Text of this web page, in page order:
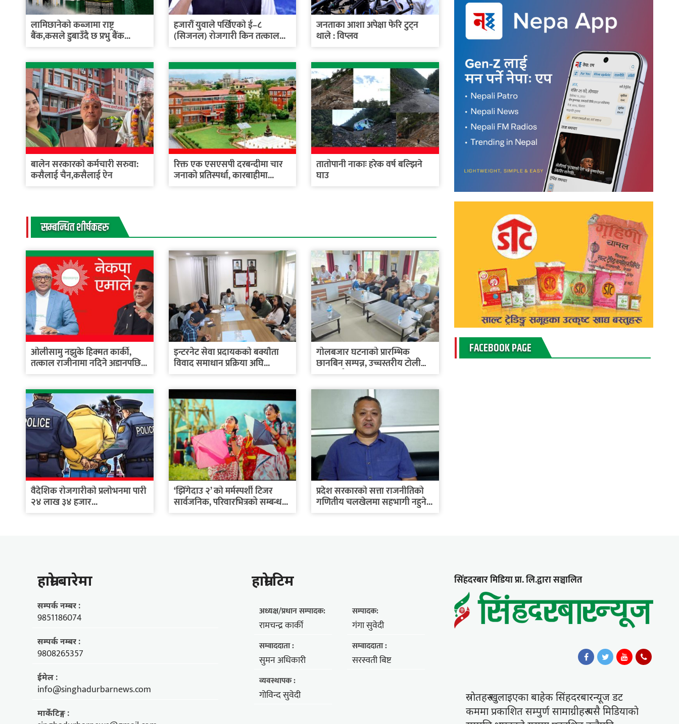
लामिछानेको कब्जामा राष्ट्र
बैंक,कसले डुबाउँदै छ प्रभु बैंक...
हजारौं युवाले पर्खिएको ई–८
(सिजनल) रोजगारी किन तत्काल...
जनताका आशा अपेक्षा फेरि टुट्न
थाले : विप्लव
बालेन सरकारको कर्मचारी सरुवा:
कसैलाई चैन,कसैलाई ऐन
रिक्त एक एसएसपी दरबन्दीमा चार
जनाको प्रतिस्पर्धा, कारबाहीमा...
तातोपानी नाकाः हरेक वर्ष बल्झिने
घाउ
सम्बन्धित शीर्षकहरु
ओलीसामु नझुके हिक्मत कार्की,
तत्काल राजीनामा नदिने अडानपछि...
इन्टरनेट सेवा प्रदायकको बक्यौता
विवाद समाधान प्रक्रिया अघि...
गोलबजार घटनाको प्रारम्भिक
छानबिन सम्पन्न, उच्चस्तरीय टोली
वैदेशिक रोजगारीको प्रलोभनमा पारी
२४ लाख ३४ हजार...
‘झिँगेदाउ २’ को मर्मस्पर्शी टिजर
सार्वजनिक, परिवारभित्रको सम्बन्ध...
प्रदेश सरकारको सत्ता राजनीतिको
गणितीय चलखेलमा सहभागी नहुने...
FACEBOOK PAGE
हाम्राे बारेमा
सम्पर्क नम्बर :
9851186074
सम्पर्क नम्बर :
9808265357
ईमेल :
info@singhadurbarnews.com
मार्केटिङ्ग :
हाम्राे टिम
अध्यक्ष/प्रधान सम्पादक:
रामचन्द्र कार्की
सम्पादक:
गंगा सुवेदी
सम्वाददाता :
सुमन अधिकारी
सम्वाददाता :
सरस्वती बिष्ट
व्यवस्थापक :
गोविन्द सुवेदी
सिंहदरबार मिडिया प्रा. लि.द्वारा सञ्चालित
स्राेतहरु खुलाइएका बाहेक सिंहदरबारन्यूज डट
कममा प्रकाशित सम्पुर्ण सामाग्रीहरु यसै मिडियाकाे